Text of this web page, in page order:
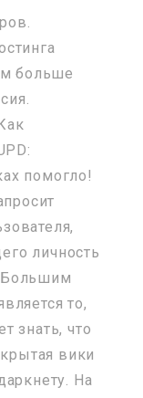
больше
помогло!
личность
Большим
то,
знать, что
вики
На